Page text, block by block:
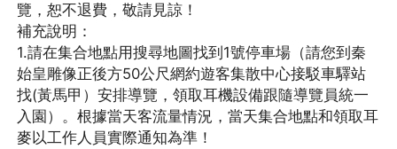
覽，恕不退費，敬請見諒！
補充說明：
1.請在集合地點用搜尋地圖找到1號停車場（請您到秦
始皇雕像正後方50公尺網約遊客集散中心接駁車驛站
找(黃馬甲）安排導覽，領取耳機設備跟隨導覽員統一
入園）。根據當天客流量情況，當天集合地點和領取耳
麥以工作人員實際通知為準！